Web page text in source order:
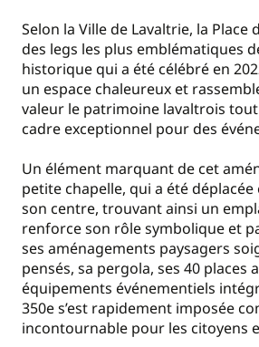
Selon la Ville de Lavaltrie, la Place
des legs les plus emblématiques
historique qui a été célébré en
un espace chaleureux et
valeur le patrimoine lavaltrois
cadre exceptionnel pour des
Un élément marquant de cet
petite chapelle, qui a été
son centre, trouvant ainsi un
renforce son rôle symbolique et
ses aménagements paysagers
pensés, sa pergola, ses 40 places
équipements événementiels
350e s’est rapidement imposée
incontournable pour les citoyens